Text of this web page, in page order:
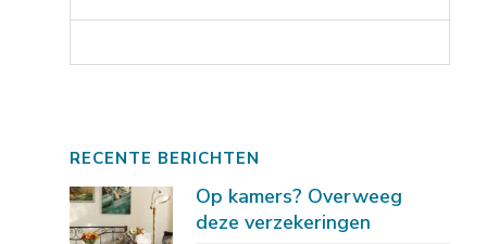
RECENTE BERICHTEN
Op kamers? Overweeg
deze verzekeringen